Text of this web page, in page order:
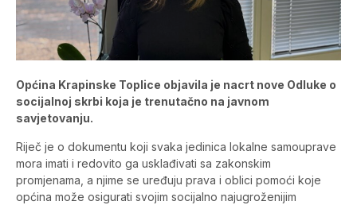
Općina Krapinske Toplice objavila je nacrt nove Odluke o
socijalnoj skrbi koja je trenutačno na javnom
savjetovanju.
Riječ je o dokumentu koji svaka jedinica lokalne samouprave
mora imati i redovito ga usklađivati sa zakonskim
promjenama, a njime se uređuju prava i oblici pomoći koje
općina može osigurati svojim socijalno najugroženijim